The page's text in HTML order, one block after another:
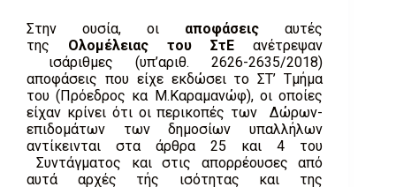
Στην ουσία, οι αποφάσεις αυτές
της Ολομέλειας του ΣτΕ ανέτρεψαν
ισάριθμες (υπ’αριθ. 2626-2635/2018)
αποφάσεις που είχε εκδώσει το ΣΤ’ Τμήμα
του (Πρόεδρος κα Μ.Καραμανώφ), οι οποίες
είχαν κρίνει ότι οι περικοπές των Δώρων-
επιδομάτων των δημοσίων υπαλλήλων
αντίκεινται στα άρθρα 25 και 4 του
Συντάγματος και στις απορρέουσες από
αυτά αρχές τής ισότητας και της